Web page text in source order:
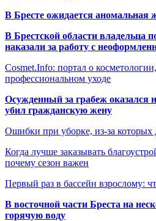
В Бресте ожидается аномальная
В Брестской области владельца
наказали за работу с
Cosmet.Info: портал о
профессиональном уходе
Осужденный за грабеж оказался
убил гражданскую жену
Ошибки при уборке, из-за которых
Когда лучше заказывать
почему сезон важен
Первый раз в бассейн взрослому:
В восточной части Бреста на
горячую воду